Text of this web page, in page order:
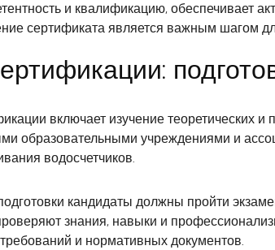
и квалификацию, обеспечивает
сертификата является важным шагом
включает изучение теоретических
образовательными учреждениями и
водосчетчиков.
кандидаты должны пройти
знания, навыки и
и нормативных документов.